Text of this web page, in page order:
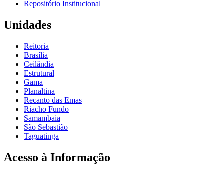
Repositório Institucional
Unidades
Reitoria
Brasília
Ceilândia
Estrutural
Gama
Planaltina
Recanto das Emas
Riacho Fundo
Samambaia
São Sebastião
Taguatinga
Acesso à Informação